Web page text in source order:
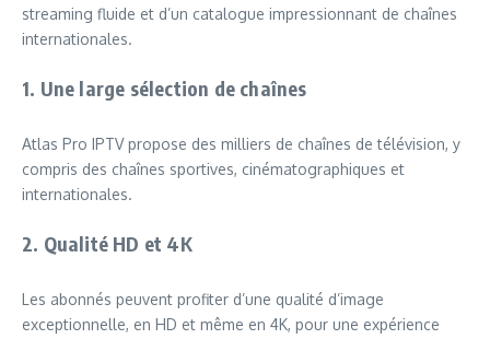
streaming fluide et d’un catalogue impressionnant de chaînes
internationales.
1. Une large sélection de chaînes
Atlas Pro IPTV propose des milliers de chaînes de télévision, y
compris des chaînes sportives, cinématographiques et
internationales.
2. Qualité HD et 4K
Les abonnés peuvent profiter d’une qualité d’image
exceptionnelle, en HD et même en 4K, pour une expérience